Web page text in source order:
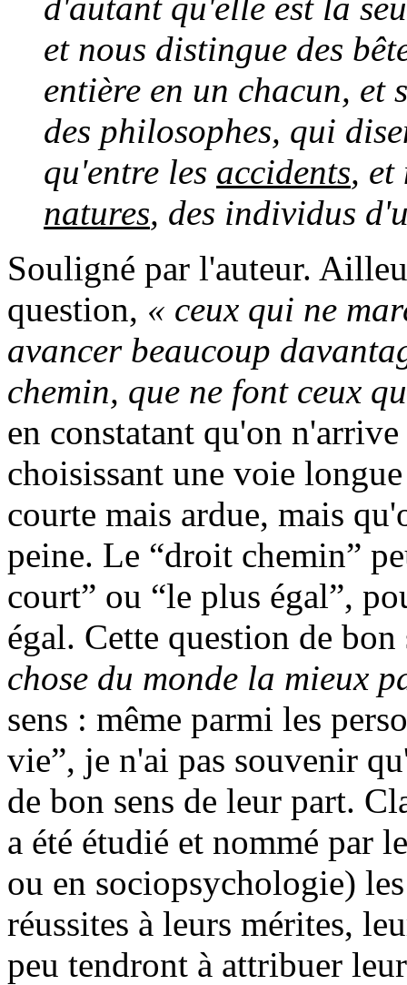
et nous distingue des
entière en un chacun, et
des philosophes, qui
qu'entre les accidents, et
natures, des individus
Souligné par l'auteur.
question, « ceux qui ne
avancer beaucoup
chemin, que ne font ceux
en constatant qu'on
choisissant une voie
courte mais ardue, mais
peine. Le “droit chemin”
court” ou “le plus égal”,
égal. Cette question de
chose du monde la mieux
sens : même parmi les
vie”, je n'ai pas souvenir
de bon sens de leur part.
a été étudié et nommé par
ou en sociopsychologie)
réussites à leurs mérites,
peu tendront à attribuer